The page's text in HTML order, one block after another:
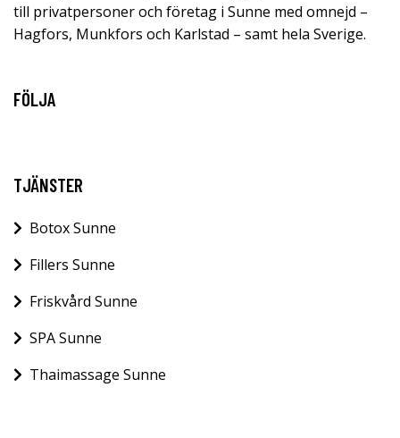
till privatpersoner och företag i Sunne med omnejd –
Hagfors, Munkfors och Karlstad – samt hela Sverige.
FÖLJA
TJÄNSTER
Botox Sunne
Fillers Sunne
Friskvård Sunne
SPA Sunne
Thaimassage Sunne